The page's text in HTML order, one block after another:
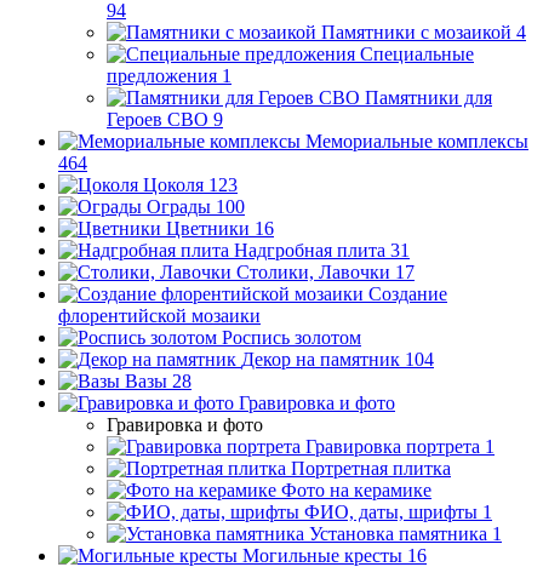
94
Памятники с мозаикой 4
Специальные
предложения 1
Памятники для
Героев СВО 9
Мемориальные комплексы
464
Цоколя 123
Ограды 100
Цветники 16
Надгробная плита 31
Столики, Лавочки 17
Создание
флорентийской мозаики
Роспись золотом
Декор на памятник 104
Вазы 28
Гравировка и фото
Гравировка и фото
Гравировка портрета 1
Портретная плитка
Фото на керамике
ФИО, даты, шрифты 1
Установка памятника 1
Могильные кресты 16